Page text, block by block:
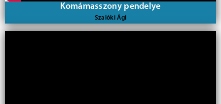
Komámasszony pendelye
Szalóki Ági